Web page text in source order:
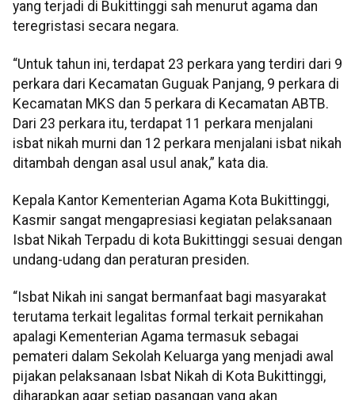
yang terjadi di Bukittinggi sah menurut agama dan
teregristasi secara negara.
“Untuk tahun ini, terdapat 23 perkara yang terdiri dari 9
perkara dari Kecamatan Guguak Panjang, 9 perkara di
Kecamatan MKS dan 5 perkara di Kecamatan ABTB.
Dari 23 perkara itu, terdapat 11 perkara menjalani
isbat nikah murni dan 12 perkara menjalani isbat nikah
ditambah dengan asal usul anak,” kata dia.
Kepala Kantor Kementerian Agama Kota Bukittinggi,
Kasmir sangat mengapresiasi kegiatan pelaksanaan
Isbat Nikah Terpadu di kota Bukittinggi sesuai dengan
undang-udang dan peraturan presiden.
“Isbat Nikah ini sangat bermanfaat bagi masyarakat
terutama terkait legalitas formal terkait pernikahan
apalagi Kementerian Agama termasuk sebagai
pemateri dalam Sekolah Keluarga yang menjadi awal
pijakan pelaksanaan Isbat Nikah di Kota Bukittinggi,
diharapkan agar setiap pasangan yang akan